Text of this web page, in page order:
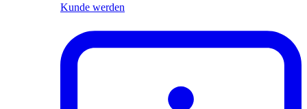
Kunde werden